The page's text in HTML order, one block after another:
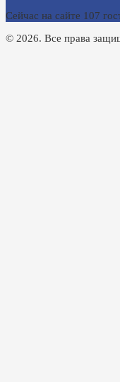
Сейчас на сайте 107
© 2026. Все права